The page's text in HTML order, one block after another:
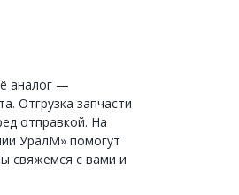
аналог —
Отгрузка запчасти
отправкой. На
УралМ» помогут
свяжемся с вами и